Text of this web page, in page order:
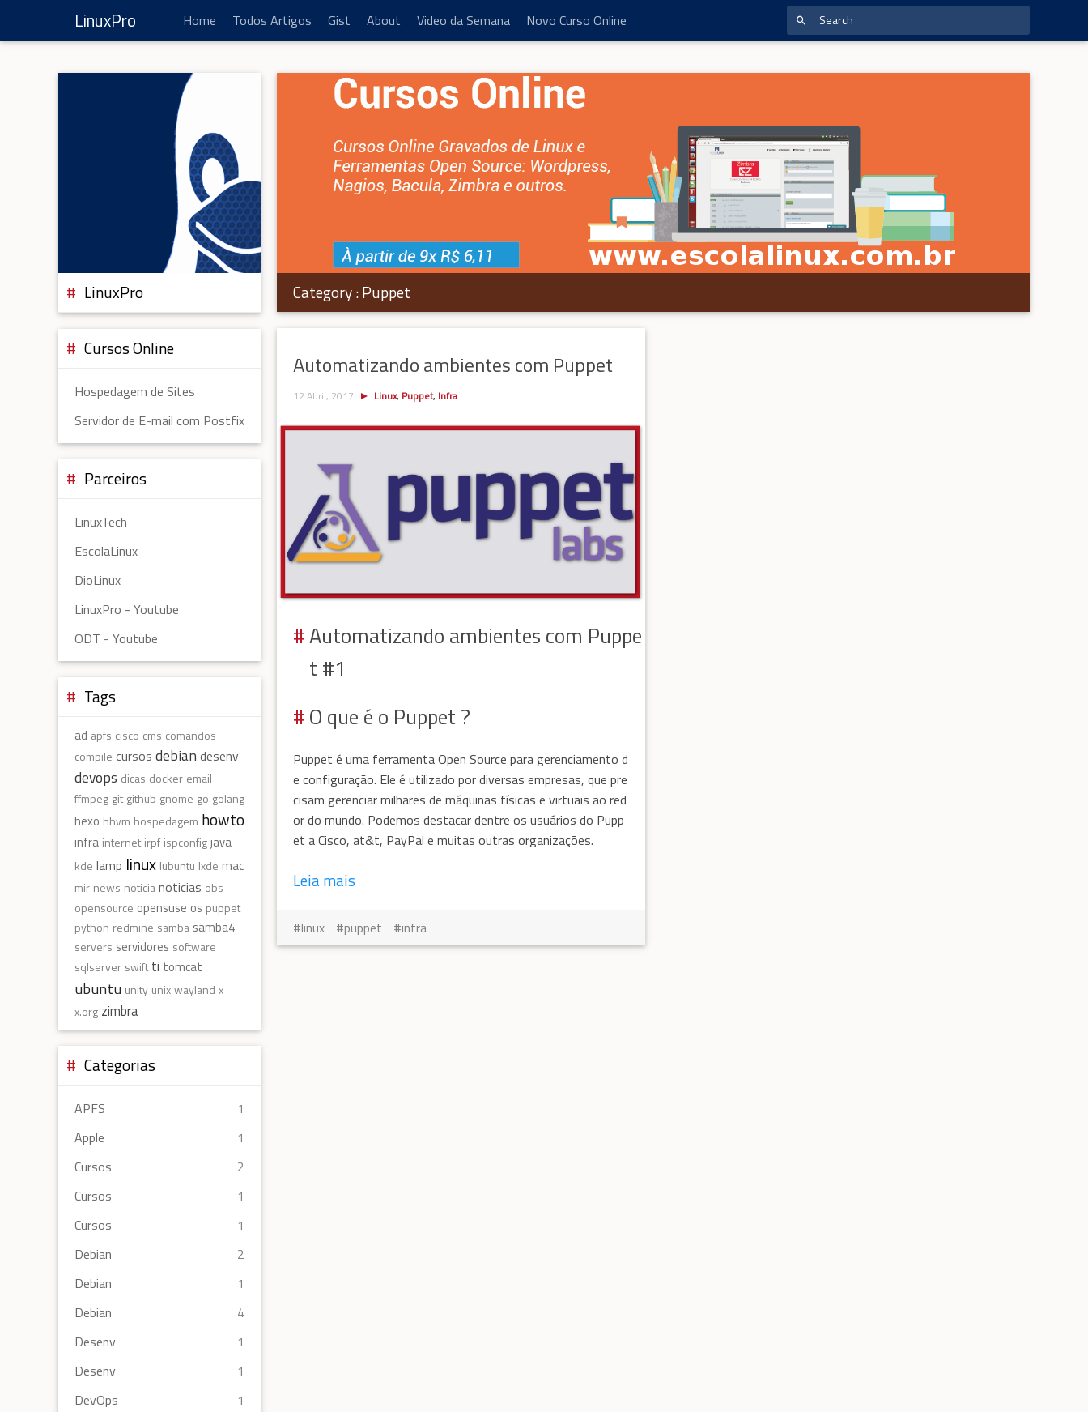
LinuxPro Home Todos Artigos Gist About Video da Semana Novo Curso Online
LinuxPro
Cursos Online
Hospedagem de Sites
Servidor de E-mail com Postfix
Parceiros
LinuxTech
EscolaLinux
DioLinux
LinuxPro - Youtube
ODT - Youtube
Tags
ad apfs cisco cms comandos
compile cursos debian desenv
devops dicas docker email
ffmpeg git github gnome go golang
hexo hhvm hospedagem howto
infra internet irpf ispconfigjava
kde lamp linux lubuntu lxde mac
mir news noticianoticias obs
opensource opensuse os puppet
python redmine samba samba4
servers servidores software
sqlserver swift ti tomcat
ubuntu unity unixwayland x
x.org zimbra
Categorias
APFS
1
Apple
1
Cursos
2
Cursos
1
Cursos
1
Debian
2
Debian
1
Debian
4
Desenv
1
Desenv
1
DevOps
1
Category :Puppet
Automatizando ambientes com Puppet
12 Abril, 2017 Linux, Puppet, Infra
Automatizando ambientes com Puppe
t #1
O que é o Puppet ?
Puppet é uma ferramenta Open Source para gerenciamento d
e configuração. Ele é utilizado por diversas empresas, que pre
cisam gerenciar milhares de máquinas físicas e virtuais ao red
or do mundo. Podemos destacar dentre os usuários do Pupp
et a Cisco, at&t, PayPal e muitas outras organizações.
Leia mais
linux puppet infra